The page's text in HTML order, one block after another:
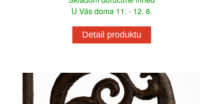
U Vás doma 11. - 12. 8.
Detail produktu